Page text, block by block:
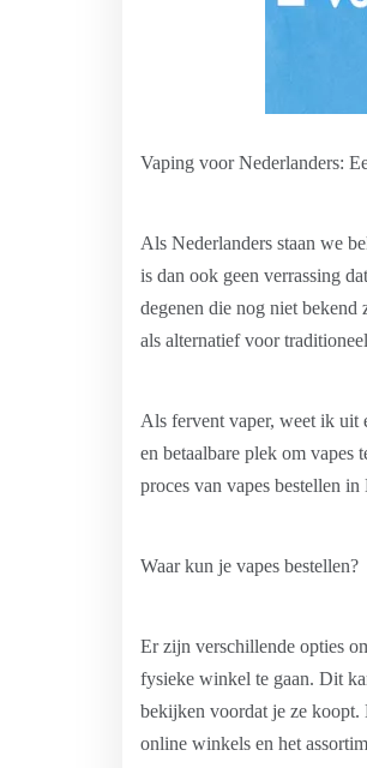
Vaping voor Nederlanders:
Als Nederlanders staan ​​we
is dan ook geen verrassing
degenen die nog niet bekend
als alternatief voor
Als fervent vaper, weet ik uit
en betaalbare plek om
proces van vapes bestellen
Waar kun je vapes bestellen?
Er zijn verschillende opties
fysieke winkel te gaan. Dit
bekijken voordat je ze
online winkels en het